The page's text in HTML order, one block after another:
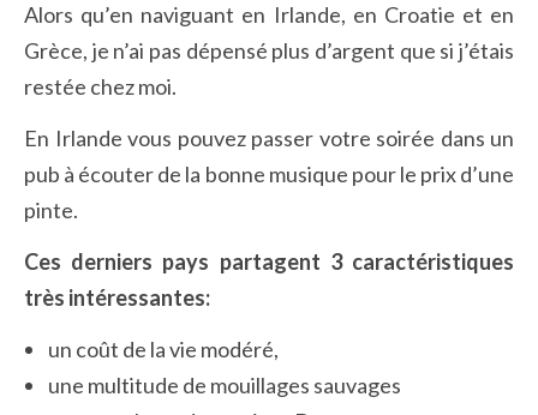
Alors qu’en naviguant en Irlande, en Croatie et en
Grèce, je n’ai pas dépensé plus d’argent que si j’étais
restée chez moi.
En Irlande vous pouvez passer votre soirée dans un
pub à écouter de la bonne musique pour le prix d’une
pinte.
Ces derniers pays partagent 3 caractéristiques
très intéressantes:
un coût de la vie modéré,
une multitude de mouillages sauvages